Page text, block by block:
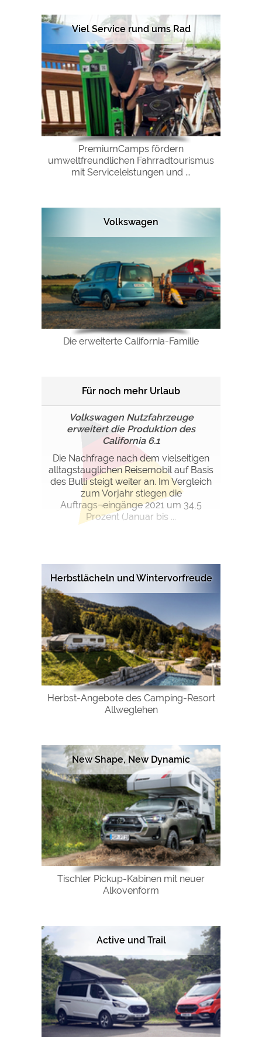
Viel Service rund ums Rad
PremiumCamps fördern
umweltfreundlichen Fahrradtourismus
mit Serviceleistungen und ...
Volkswagen
Die erweiterte California-Familie
Für noch mehr Urlaub
Volkswagen Nutzfahrzeuge
erweitert die Produktion des
California 6.1
Die Nachfrage nach dem vielseitigen
alltagstauglichen Reisemobil auf Basis
des Bulli steigt weiter an. Im Vergleich
zum Vorjahr stiegen die
Auftrags¬eingänge 2021 um 34,5
Prozent (Januar bis ...
Herbstlächeln und Wintervorfreude
Herbst-Angebote des Camping-Resort
Allweglehen
New Shape, New Dynamic
Tischler Pickup-Kabinen mit neuer
Alkovenform
Active und Trail